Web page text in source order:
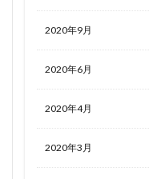
2020年9月
2020年6月
2020年4月
2020年3月